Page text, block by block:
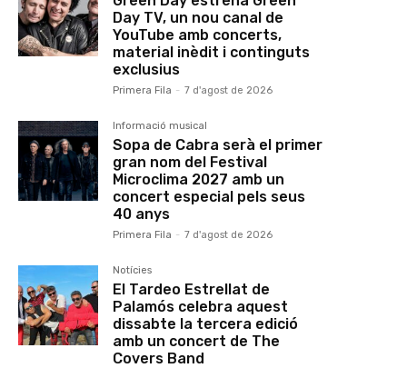
Day TV, un nou canal de
YouTube amb concerts,
material inèdit i continguts
exclusius
Primera Fila - 7 d'agost de 2026
Informació musical
Sopa de Cabra serà el primer
gran nom del Festival
Microclima 2027 amb un
concert especial pels seus
40 anys
Primera Fila - 7 d'agost de 2026
Notícies
El Tardeo Estrellat de
Palamós celebra aquest
dissabte la tercera edició
amb un concert de The
Covers Band